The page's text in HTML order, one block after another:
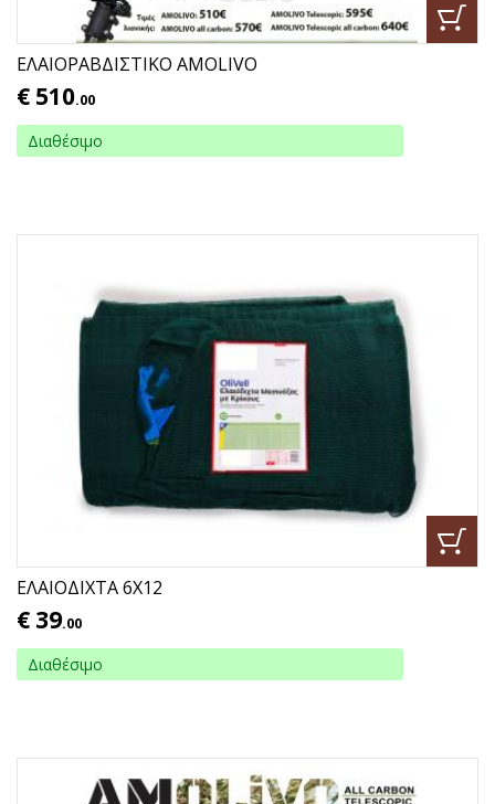
ΕΛΑΙΟΡΑΒΔΙΣΤΙΚΟ AMOLIVO
€ 510.00
Διαθέσιμο
ΕΛΑΙΟΔΙΧΤΑ 6Χ12
€ 39.00
Διαθέσιμο